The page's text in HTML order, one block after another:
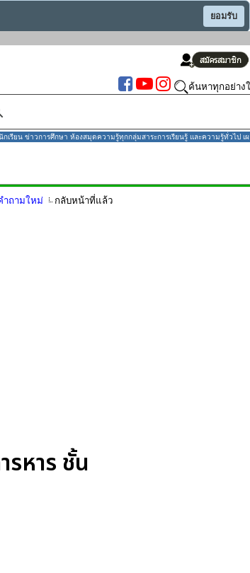
ยอมรับ
ค้นหาทุกอย่าง
รียน ข่าวการศึกษา ห้องสมุดความรู้ทุกกลุ่มสาระการเรียนรู้ และความรู้ทั่วไป เ
ำถามใหม่ กลับหน้าที่แล้ว
หาร ชั้น